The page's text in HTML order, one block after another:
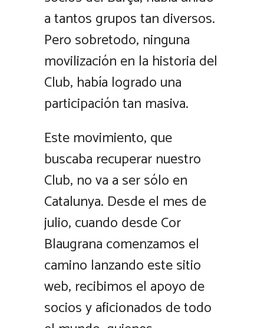
a tantos grupos tan diversos.
Pero sobretodo, ninguna
movilización en la historia del
Club, había logrado una
participación tan masiva.
Este movimiento, que
buscaba recuperar nuestro
Club, no va a ser sólo en
Catalunya. Desde el mes de
julio, cuando desde Cor
Blaugrana comenzamos el
camino lanzando este sitio
web, recibimos el apoyo de
socios y aficionados de todo